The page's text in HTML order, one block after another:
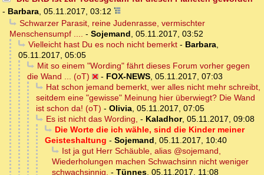
- Barbara, 05.11.2017, 03:12
Schwarzer Parasit, reine Judenrasse, vermischter
Menschensumpf .... - Sojemand, 05.11.2017, 03:52
Vielleicht hast Du es noch nicht bemerkt- Barbara,
05.11.2017, 05:05
Mit so einem "Wording" fährt dieses Forum vorher gegen
die Wand ... (oT)
- FOX-NEWS, 05.11.2017, 07:03
Hat schon jemand bemerkt, wer alles nicht mehr schreibt,
seitdem eine "gewisse" Meinung hier überwiegt? Die Wand
ist schon da! (oT) - Olivia, 05.11.2017, 07:05
Es ist nicht das Wording, - Kaladhor, 05.11.2017, 09:08
Die Worte die ich wähle, sind die Kinder meiner
Geisteshaltung - Sojemand, 05.11.2017, 10:40
Ist ja gut Herr Schäuble, alias @sojemand,
Wiederholungen machen Schwachsinn nicht weniger
schwachsinnig. - Tünnes, 05.11.2017, 11:08